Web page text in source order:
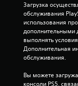
Загрузка
обслуживания
использования
дополнительными
выполнять
Дополнительная
обслуживания.
Вы можете
консоли PS5,